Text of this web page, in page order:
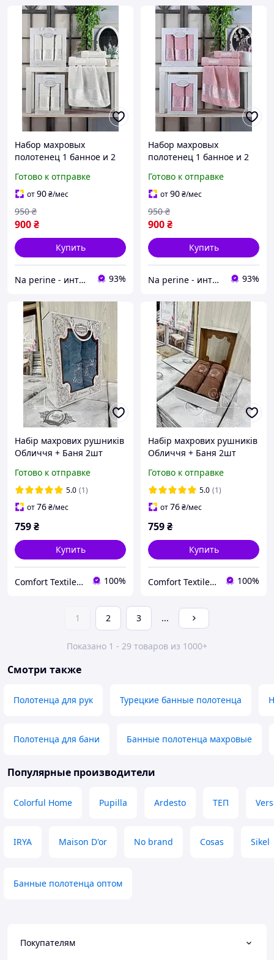
Набор махровых
полотенец 1 банное и 2
коробке Gulcan Турция
белый
Готово к отправке
от90₴/мес
900₴
950 ₴
Купить
Na perine - интернет-магазин постельного белья и домашнего текстиля 93%
Набор махровых
полотенец 1 банное и 2
коробке Gulcan Турция
персиковый
Готово к отправке
от90₴/мес
900₴
950 ₴
Купить
Na perine - интернет-магазин постельного белья и домашнего текстиля 93%
Набір махрових рушників
Обличчя + Баня 2шт
Готово к отправке
5.0 (1)
от76₴/мес
759₴
Купить
Comfort Textile UA 100%
Набір махрових рушників
Обличчя + Баня 2шт
Готово к отправке
5.0 (1)
от76₴/мес
759₴
Купить
Comfort Textile UA 100%
1 2 3 ...
Показано 1 - 29 товаров из 1000+
Смотри также
Полотенца для рук Турецкие банные полотенца
Полотенца для бани Банные полотенца махровые
Популярные производители
Colorful Home Pupilla Ardesto ТЕП
IRYA Maison D'or No brand Cosas Sikel
Банные полотенца оптом
Покупателям